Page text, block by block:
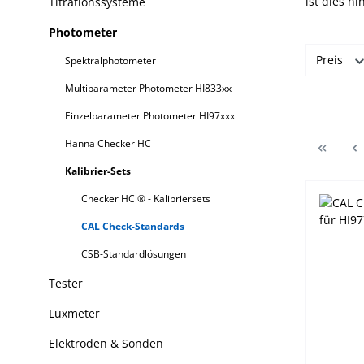
Photometer
Spektralphotometer
Multiparameter Photometer HI833xx
Einzelparameter Photometer HI97xxx
Hanna Checker HC
Kalibrier-Sets
Checker HC ® - Kalibriersets
CAL Check-Standards
CSB-Standardlösungen
Tester
Luxmeter
Elektroden & Sonden
Preis